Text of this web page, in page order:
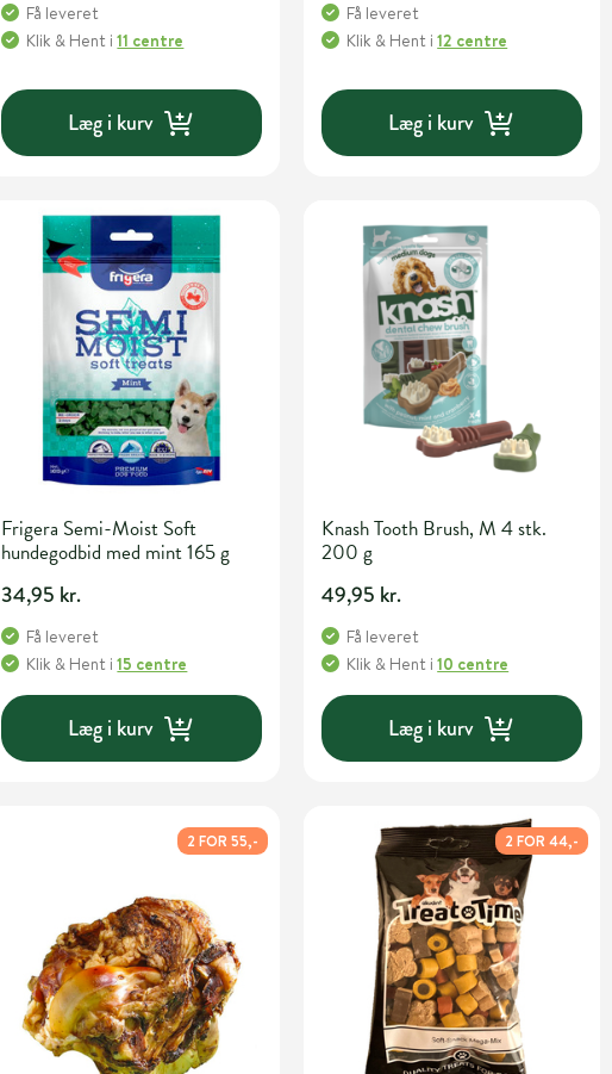
Få leveret
Klik & Hent i11 centre
Læg i kurv
Få leveret
Klik & Hent i12 centre
Læg i kurv
Frigera Semi-Moist Soft
hundegodbid med mint 165 g
34,95 kr.
Få leveret
Klik & Hent i15 centre
Læg i kurv
Knash Tooth Brush, M 4 stk.
200 g
49,95 kr.
Få leveret
Klik & Hent i10 centre
Læg i kurv
2 FOR 55,- 2 FOR 44,-